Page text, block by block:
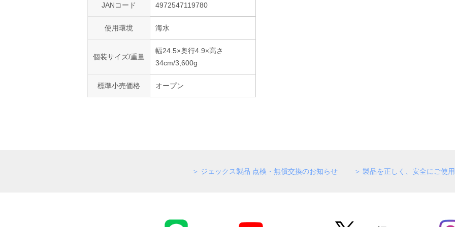
JANコード 4972547119780
使用環境 海水
個装サイズ/重量
幅24.5×奥行4.9×高さ
34cm/3,600g
標準小売価格 オープン
ジェックス製品 点検・無償交換のお知らせ 製品を正しく、安全にご使